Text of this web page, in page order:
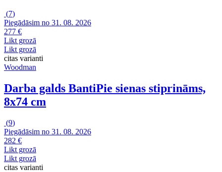
(7)
Piegādāsim no 31. 08. 2026
277 €
Likt grozā
Likt grozā
citas varianti
Woodman
Darba galds BantiPie sienas stiprināms,
8x74 cm
(9)
Piegādāsim no 31. 08. 2026
282 €
Likt grozā
Likt grozā
citas varianti